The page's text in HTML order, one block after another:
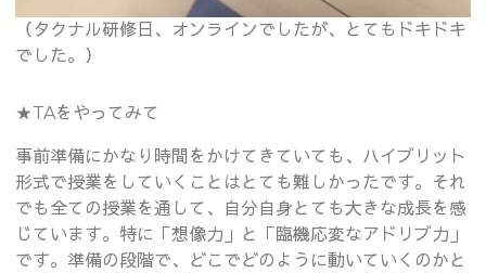
（タクナル研修日、オンラインでしたが、とてもドキドキ
でした。）
★TAをやってみて
事前準備にかなり時間をかけてきていても、ハイブリット
形式で授業をしていくことはとても難しかったです。それ
でも全ての授業を通して、自分自身とても大きな成長を感
じています。特に「想像力」と「臨機応変なアドリブ力」
です。準備の段階で、どこでどのように動いていくのかと